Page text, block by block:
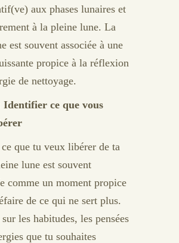
aux phases lunaires et
à la pleine lune. La
est souvent associée à une
propice à la réflexion
de nettoyage.
Identifier ce que vous
que tu veux libérer de ta
lune est souvent
comme un moment propice
de ce qui ne sert plus.
les habitudes, les pensées
que tu souhaites